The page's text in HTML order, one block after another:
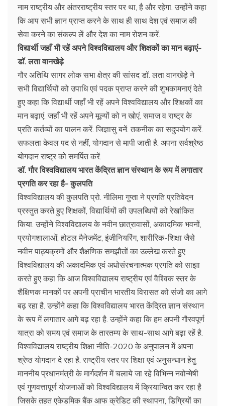
नाम राष्ट्रीय और अंतरराष्ट्रीय स्तर पर था, है और रहेगा. उन्होंने कहा
कि आप सभी ज्ञान प्राप्त करने के साथ ही साथ देश एवं समाज की
सेवा करने का संकल्प लें और देश का नाम रोशन करें.
विद्यार्थी जहाँ भी रहें अपने विश्वविद्यालय और शिक्षकों का मान बढ़ाएं-
डॉ. लता वानखेड़े
गौर अतिथि सागर लोक सभा क्षेत्र की सांसद डॉ. लता वानखेड़े ने
सभी विद्यार्थियों को उपाधि एवं पदक प्राप्त करने की शुभकामनाएं देते
हुए कहा कि विद्यार्थी जहाँ भी रहें अपने विश्वविद्यालय और शिक्षकों का
मान बढ़ाएं. जहाँ भी रहें अपने मूल्यों को न खोएं. समाज व राष्ट्र के
प्रति कर्तव्यों का पालन करें. जिज्ञासु बनें. तकनीक का सदुपयोग करें.
सफलता केवल पद से नहीं, योगदान से मापी जाती है. अपना सर्वश्रेष्ठ
योगदान राष्ट्र को समर्पित करें.
डॉ. गौर विश्वविद्यालय भारत केंद्रित ज्ञान संस्थान के रूप में लगातार
प्रगति कर रहा है- कुलपति
विश्वविद्यालय की कुलपति प्रो. नीलिमा गुप्ता ने प्रगति प्रतिवेदन
प्रस्तुत करते हुए शिक्षकों, विद्यार्थियों की उपलब्धियों को रेखांकित
किया. उन्होंने विश्वविद्यालय के नवीन छात्रावासों, अकादमिक भवनों,
प्रयोगशालाओं, होटल मैनेजमेंट, इंजीनियरिंग, शारीरिक-शिक्षा जैसे
नवीन पाठ्यक्रमों और शैक्षणिक समझौतों का उल्लेख करते हुए
विश्वविद्यालय की अकादमिक एवं अधोसंरचनात्मक प्रगति को साझा
करते हुए कहा कि आज विश्वविद्यालय राष्ट्रीय एवं वैश्विक स्तर के
शैक्षिणक मानकों पर अपनी प्राचीन भारतीय विरासत को संजो का आगे
बढ़ रहा है. उन्होंने कहा कि विश्वविद्यालय भारत केंद्रित ज्ञान संस्थान
के रूप में लगातार आगे बढ़ रहा है. उन्होंने कहा कि हम अपनी गौरवपूर्ण
यात्रा को समय एवं समाज के तारतम्य के साथ-साथ आगे बढ़ा रहें है.
विश्वविद्यालय राष्ट्रीय शिक्षा नीति-2020 के अनुपालन में अपना
श्रेष्ठ योगदान दे रहा है. राष्ट्रीय स्तर पर शिक्षा एवं अनुसन्धान हेतु
माननीय प्रधानमंत्री के मार्गदर्शन में चलाये जा रहे विभिन्न नवोन्मेषी
एवं गुणवत्तापूर्ण योजनाओं को विश्वविद्यालय में क्रियान्वित कर रहा है
जिसके तहत एकेडमिक बैंक आफ क्रेडिट की स्थापना, डिग्रियों का